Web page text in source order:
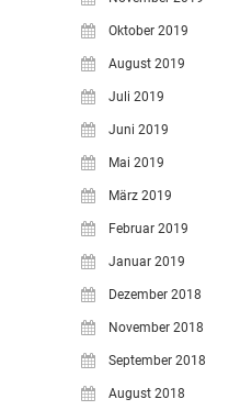
Oktober 2019
August 2019
Juli 2019
Juni 2019
Mai 2019
März 2019
Februar 2019
Januar 2019
Dezember 2018
November 2018
September 2018
August 2018